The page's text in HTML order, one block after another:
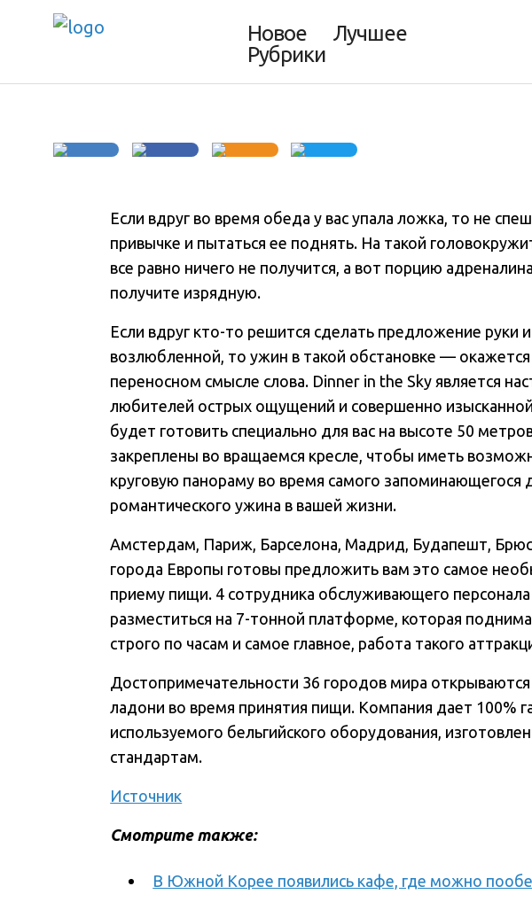
Новое
Лучшее
Рубрики
облаках
Если вдруг во время обеда у вас упала ложка, то не
привычке и пытаться ее поднять. На такой
все равно ничего не получится, а вот порцию
получите изрядную.
Если вдруг кто-то решится сделать предложение руки
возлюбленной, то ужин в такой обстановке —
переносном смысле слова. Dinner in the Sky является
любителей острых ощущений и совершенно
будет готовить специально для вас на высоте 50
закреплены во вращаемся кресле, чтобы иметь
круговую панораму во время самого запоминающегося
романтического ужина в вашей жизни.
Амстердам, Париж, Барселона, Мадрид, Будапешт,
города Европы готовы предложить вам это самое
приему пищи. 4 сотрудника обслуживающего персонала
разместиться на 7-тонной платформе, которая
строго по часам и самое главное, работа такого
Достопримечательности 36 городов мира открываются
ладони во время принятия пищи. Компания дает 100%
используемого бельгийского оборудования,
стандартам.
Источник
Смотрите также:
В Южной Корее появились кафе, где можно